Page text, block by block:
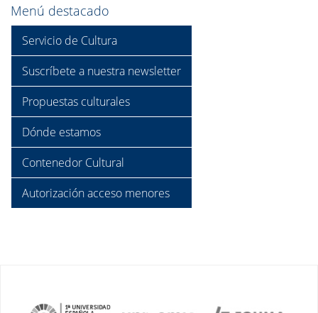
Menú destacado
Servicio de Cultura
Suscríbete a nuestra newsletter
Propuestas culturales
Dónde estamos
Contenedor Cultural
Autorización acceso menores